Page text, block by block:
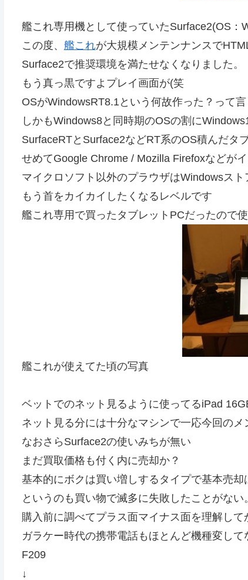
艦これ専用機として使っていたSurface2(OS：
この度、 艦これが大規模メンテンナンスで
Surface2で推奨環境を満たせなくなりました。
もう真っ黒ですよプレイ画面が(笑
OSがWindowsRT8.1という何故作った？って言
しかもWindows8と同時期のOSの割に
SurfaceRTとSurface2などRT系のOS積んだタ
せめてGoogle Chrome / Mozilla Firefoxなどが
マイクロソフト以外のプラウザはWindowsス
もう首をカイカイしたくなるレベルです
艦これ専用で買ったタブレットPCだったので使
艦これが使えてた頃の写真
ベットでのネット見るように使ってるiPad
ネット見る分には十分なマシンで一応今回の
なおさらSurface2の使いみちが無い
まだ買取価格も付く内に売却か？
基本的にボクは買い増しするタイプで基本売却
というのも買い物で滅多に失敗したことがない。
購入前に調べてプラス面マイナス面を理解し
ガラケー時代の携帯電話もほとんど機種変して
F209
↓